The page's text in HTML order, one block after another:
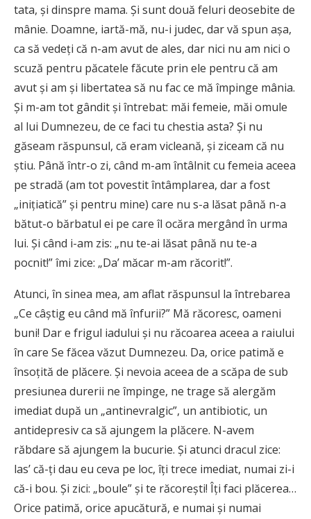
tata, și dinspre mama. Și sunt două feluri deosebite de
mânie. Doamne, iartă-mă, nu-i judec, dar vă spun așa,
ca să vedeți că n-am avut de ales, dar nici nu am nici o
scuză pentru păcatele făcute prin ele pentru că am
avut și am și libertatea să nu fac ce mă împinge mânia.
Și m-am tot gândit și întrebat: măi femeie, măi omule
al lui Dumnezeu, de ce faci tu chestia asta? Și nu
găseam răspunsul, că eram vicleană, și ziceam că nu
știu. Până într-o zi, când m-am întâlnit cu femeia aceea
pe stradă (am tot povestit întâmplarea, dar a fost
„inițiatică” și pentru mine) care nu s-a lăsat până n-a
bătut-o bărbatul ei pe care îl ocăra mergând în urma
lui. Și când i-am zis: „nu te-ai lăsat până nu te-a
pocnit!” îmi zice: „Da’ măcar m-am răcorit!”.
Atunci, în sinea mea, am aflat răspunsul la întrebarea
„Ce câștig eu când mă înfurii?” Mă răcoresc, oameni
buni! Dar e frigul iadului și nu răcoarea aceea a raiului
în care Se făcea văzut Dumnezeu. Da, orice patimă e
însoțită de plăcere. Și nevoia aceea de a scăpa de sub
presiunea durerii ne împinge, ne trage să alergăm
imediat după un „antinevralgic”, un antibiotic, un
antidepresiv ca să ajungem la plăcere. N-avem
răbdare să ajungem la bucurie. Și atunci dracul zice:
las’ că-ți dau eu ceva pe loc, îți trece imediat, numai zi-i
că-i bou. Și zici: „boule” și te răcorești! Îți faci plăcerea…
Orice patimă, orice apucătură, e numai și numai